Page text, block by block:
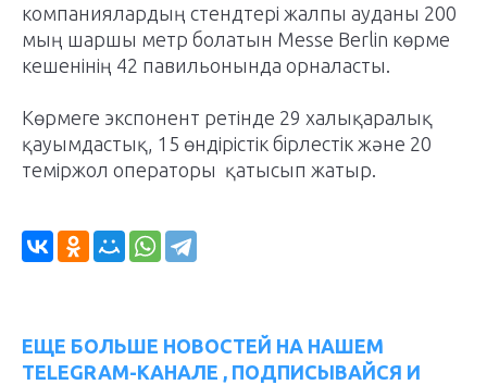
компаниялардың стендтері жалпы ауданы 200
мың шаршы метр болатын Messe Berlin көрме
кешенінің 42 павильонында орналасты.
Көрмеге экспонент ретінде 29 халықаралық
қауымдастық, 15 өндірістік бірлестік және 20
теміржол операторы қатысып жатыр.
ЕЩЕ БОЛЬШЕ НОВОСТЕЙ НА НАШЕМ
TELEGRAM-КАНАЛЕ , ПОДПИСЫВАЙСЯ И